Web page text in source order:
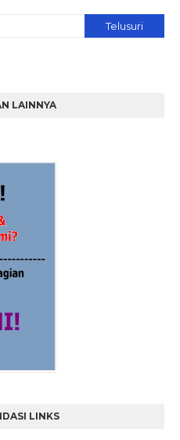
LAINNYA
LINKS